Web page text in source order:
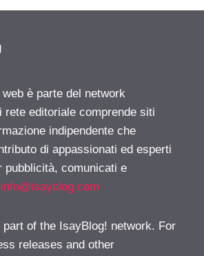
web è parte del network
rete editoriale comprende siti
indipendente che
di appassionati ed esperti
pubblicità, comunicati e
info@isayblog.com
of the IsayBlog! network. For
releases and other